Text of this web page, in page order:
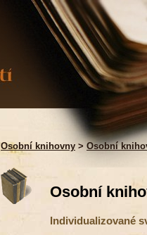
Osobní knihovny > Osobní
Osobní
Individualizované